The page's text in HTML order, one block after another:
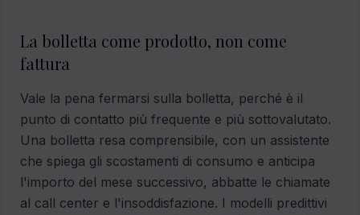
La bolletta come prodotto, non come
fattura
Vale la pena fermarsi sulla bolletta, perché è il
punto di contatto più frequente e più sottovalutato.
Una bolletta resa comprensibile, con un assistente
che spiega gli scostamenti di consumo e anticipa
l'importo del mese successivo, abbatte le chiamate
al call center e l'insoddisfazione. I modelli predittivi